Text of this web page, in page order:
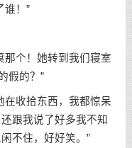
谁！”
个！她转到我们寝室
假的？”
收拾东西，我都惊呆
跟我说了好多我不知
不住，好好笑。”